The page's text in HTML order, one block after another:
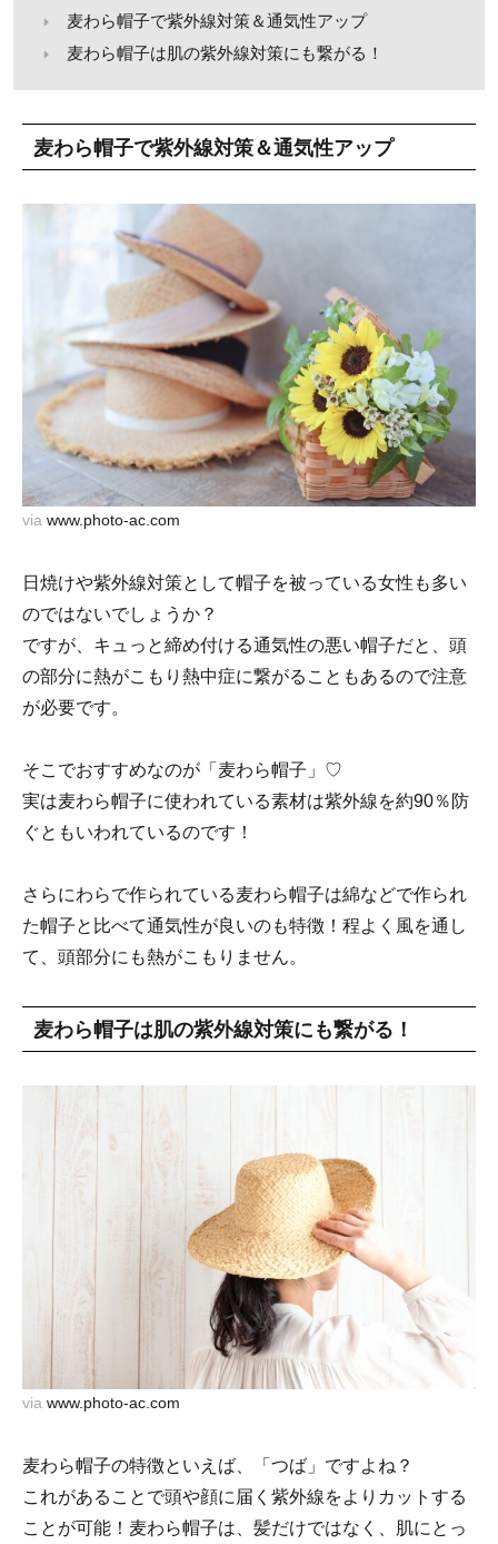
麦わら帽子で紫外線対策＆通気性アップ
麦わら帽子は肌の紫外線対策にも繋がる！
麦わら帽子で紫外線対策＆通気性アップ
via www.photo-ac.com
日焼けや紫外線対策として帽子を被っている女性も多い
のではないでしょうか？
ですが、キュっと締め付ける通気性の悪い帽子だと、頭
の部分に熱がこもり熱中症に繋がることもあるので注意
が必要です。
そこでおすすめなのが「麦わら帽子」♡
実は麦わら帽子に使われている素材は紫外線を約90％防
ぐともいわれているのです！
さらにわらで作られている麦わら帽子は綿などで作られ
た帽子と比べて通気性が良いのも特徴！程よく風を通し
て、頭部分にも熱がこもりません。
麦わら帽子は肌の紫外線対策にも繋がる！
via www.photo-ac.com
麦わら帽子の特徴といえば、「つば」ですよね？
これがあることで頭や顔に届く紫外線をよりカットする
ことが可能！麦わら帽子は、髪だけではなく、肌にとっ